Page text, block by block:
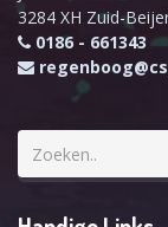
3284 XH Zuid-
0186 - 661343